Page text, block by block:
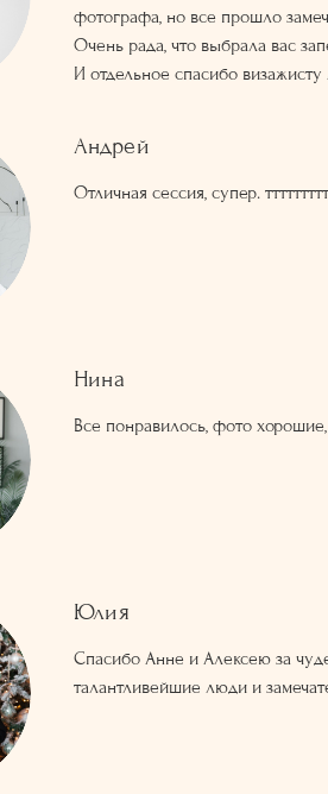
фотографа, но все прошло
Очень рада, что выбрала вас
И отдельное спасибо визажисту
Андрей
Отличная сессия, супер.
Нина
Все понравилось, фото
Юлия
Спасибо Анне и Алексею за
талантливейшие люди и